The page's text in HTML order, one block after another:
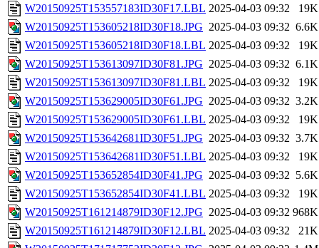
W20150925T153557183ID30F17.LBL 2025-04-03 09:32
19K
W20150925T153605218ID30F18.JPG 2025-04-03 09:32 6.6K
W20150925T153605218ID30F18.LBL 2025-04-03 09:32
19K
W20150925T153613097ID30F81.JPG 2025-04-03 09:32 6.1K
W20150925T153613097ID30F81.LBL 2025-04-03 09:32
19K
W20150925T153629005ID30F61.JPG 2025-04-03 09:32 3.2K
W20150925T153629005ID30F61.LBL 2025-04-03 09:32
19K
W20150925T153642681ID30F51.JPG 2025-04-03 09:32 3.7K
W20150925T153642681ID30F51.LBL 2025-04-03 09:32
19K
W20150925T153652854ID30F41.JPG 2025-04-03 09:32 5.6K
W20150925T153652854ID30F41.LBL 2025-04-03 09:32
19K
W20150925T161214879ID30F12.JPG 2025-04-03 09:32 968K
W20150925T161214879ID30F12.LBL 2025-04-03 09:32
21K